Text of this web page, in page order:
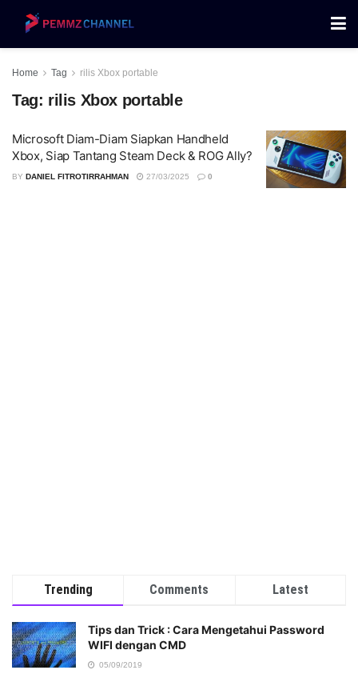
Home Tag rilis Xbox portable
Tag: rilis Xbox portable
Microsoft Diam-Diam Siapkan Handheld
Xbox, Siap Tantang Steam Deck & ROG Ally?
BY DANIEL FITROTIRRAHMAN 27/03/2025 0
Trending Comments Latest
Tips dan Trick : Cara Mengetahui Password
WIFI dengan CMD
05/09/2019